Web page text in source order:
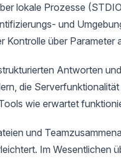
lokale Prozesse
und
Kontrolle über Parameter
Antworten
die
wie erwartet
und
Im Wesentlichen